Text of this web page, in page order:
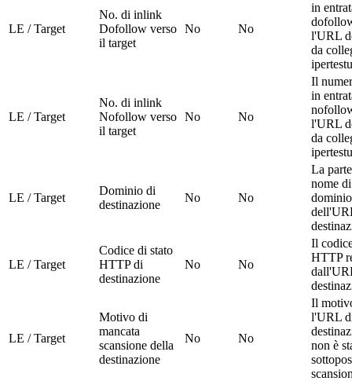
LE / Target
No. di inlink
Dofollow verso
il target
No No
in
l'URL
da
LE / Target
No. di inlink
Nofollow verso
il target
No No
Il
in
l'URL
da
LE / Target
Dominio di
destinazione
No No
La
nome di
dominio
LE / Target
Codice di stato
HTTP di
destinazione
No No
Il
HTTP
LE / Target
Motivo di
mancata
scansione della
destinazione
No No
Il
l'URL
non è